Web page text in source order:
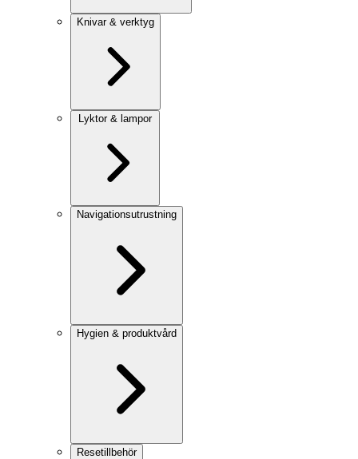
Knivar & verktyg
Lyktor & lampor
Navigationsutrustning
Hygien & produktvård
Resetillbehör